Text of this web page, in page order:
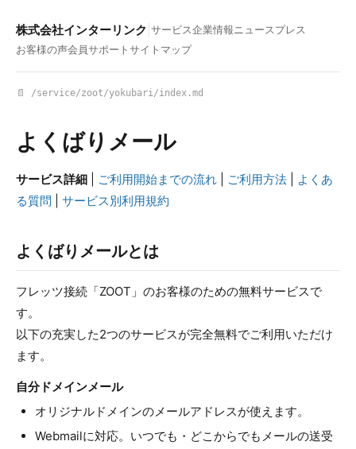
株式会社インターリンク サービス企業情報ニュースプレス
お客様の声会員サポートサイトマップ
📄 /service/zoot/yokubari/index.md
よくばりメール
サービス詳細 ご利用開始までの流れ ご利用方法
よくあ
る質問
サービス別利用規約
よくばりメールとは
フレッツ接続「ZOOT」のお客様のための無料サービスで
す。
以下の充実した2つのサービスが完全無料でご利用いただけ
ます。
自分ドメインメール
オリジナルドメインのメールアドレスが使えます。
Webmailに対応。いつでも・どこからでもメールの送受